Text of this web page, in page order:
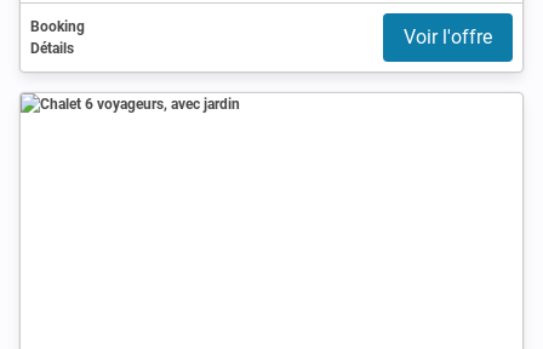
Booking
Détails
Voir l'offre